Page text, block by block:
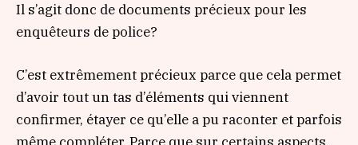
Il s’agit donc de documents précieux pour les
enquêteurs de police?
C’est extrêmement précieux parce que cela permet
d’avoir tout un tas d’éléments qui viennent
confirmer, étayer ce qu’elle a pu raconter et parfois